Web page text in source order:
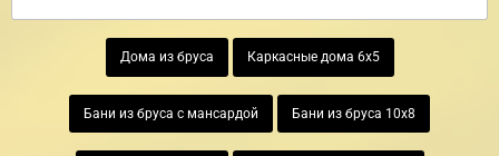
Дома из бруса Каркасные дома 6х5
Бани из бруса с мансардой Бани из бруса 10х8